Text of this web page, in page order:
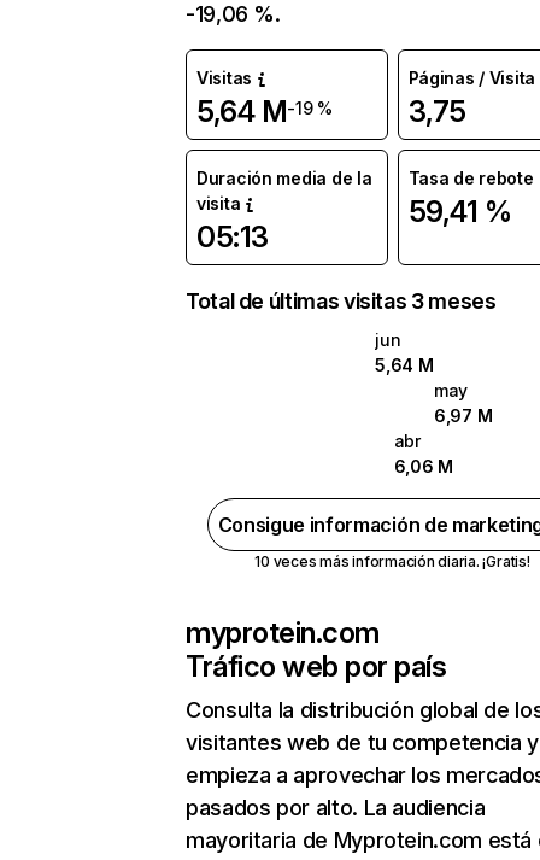
-19,06 %.
Visitas
5,64 M-19 %
Páginas / Visita
3,75
Duración media de la
visita
05:13
Tasa de rebote
59,41 %
Total de últimas visitas 3 meses
jun
5,64 M
may
6,97 M
abr
6,06 M
Consigue información de
10 veces más información diaria. ¡Gratis!
myprotein.com
Tráfico web por país
Consulta la distribución global de
visitantes web de tu competencia y
empieza a aprovechar los
pasados por alto. La audiencia
mayoritaria de Myprotein.com está